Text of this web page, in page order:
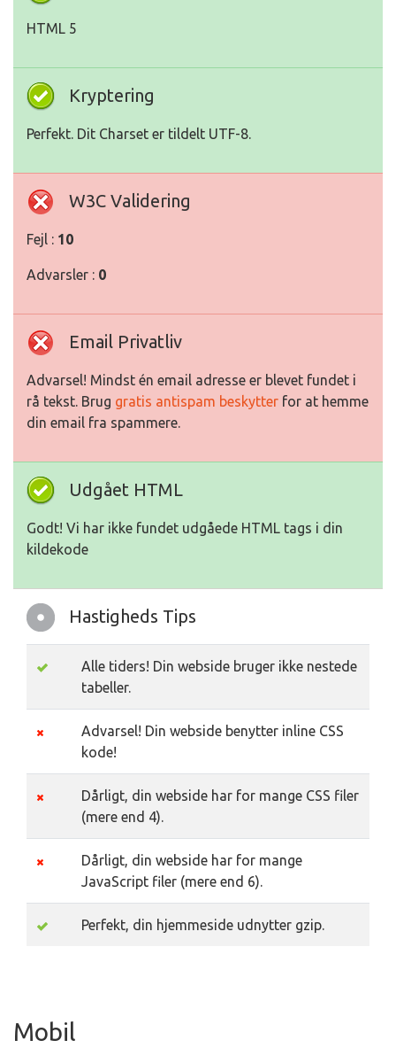
HTML 5
Kryptering
Perfekt. Dit Charset er tildelt UTF-8.
W3C Validering
Fejl : 10
Advarsler : 0
Email Privatliv
Advarsel! Mindst én email adresse er blevet fundet i
rå tekst. Brug gratis antispam beskytter for at hemme
din email fra spammere.
Udgået HTML
Godt! Vi har ikke fundet udgåede HTML tags i din
kildekode
Hastigheds Tips
Alle tiders! Din webside bruger ikke nestede
tabeller.
Advarsel! Din webside benytter inline CSS
kode!
Dårligt, din webside har for mange CSS filer
(mere end 4).
Dårligt, din webside har for mange
JavaScript filer (mere end 6).
Perfekt, din hjemmeside udnytter gzip.
Mobil